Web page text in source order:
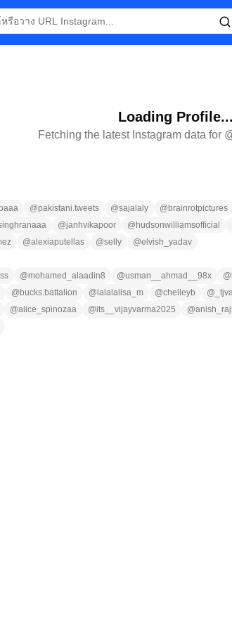
Loading Profile...
Fetching the latest Instagram data for
@pakistani.tweets @sajalaly @ brainrotpictures
@janhvikapoor @ hudsonwilliamsofficial
@alexiaputellas @selly @elvish_yadav
@mohamed_alaadin8 @usman__ahmad__98x @
@ bucks.battalion @ lalalalisa_m @chelleyb @
@alice_spinozaa @its__vijayvarma2025 @